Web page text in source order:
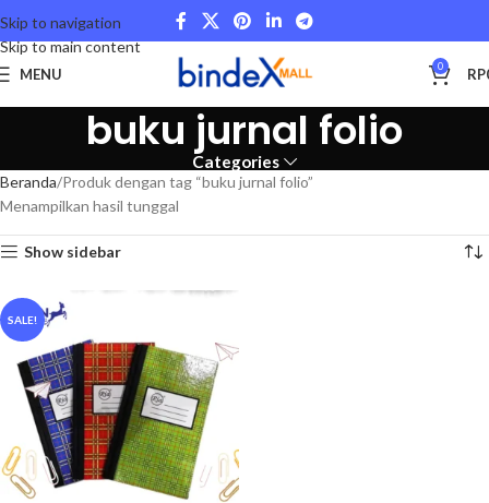
Skip to navigation
Skip to main content
MENU 0 RP
buku jurnal folio
Categories
Beranda Produk dengan tag “buku jurnal folio”
Menampilkan hasil tunggal
Show sidebar
SALE!